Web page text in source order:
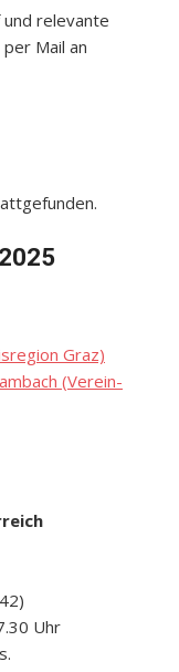
relevante
Mail an
Graz)
(Verein-
Uhr